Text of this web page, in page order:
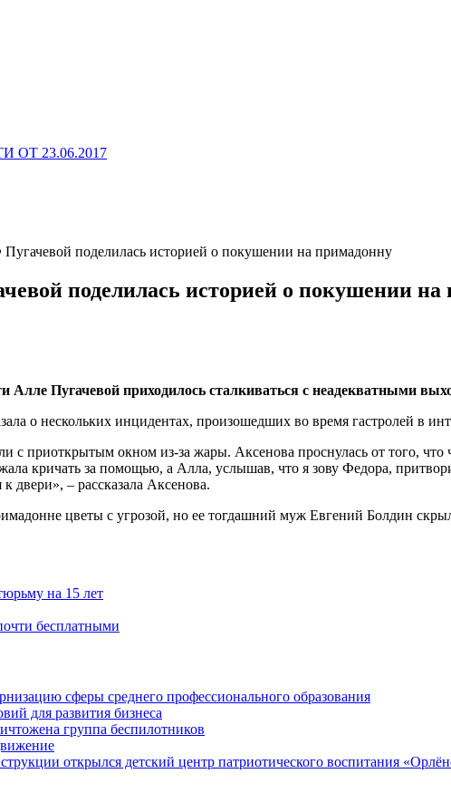
23.06.2017
поделилась историей о покушении на примадонну
поделилась историей о покушении на
Алле Пугачевой приходилось сталкиваться с неадекватными
о нескольких инцидентах, произошедших во время гастролей в
приоткрытым окном из-за жары. Аксенова проснулась от того, что
кричать за помощью, а Алла, услышав, что я зову Федора,
двери», – рассказала Аксенова.
цветы с угрозой, но ее тогдашний муж Евгений Болдин
на 15 лет
бесплатными
сферы среднего профессионального образования
для развития бизнеса
группа беспилотников
открылся детский центр патриотического воспитания